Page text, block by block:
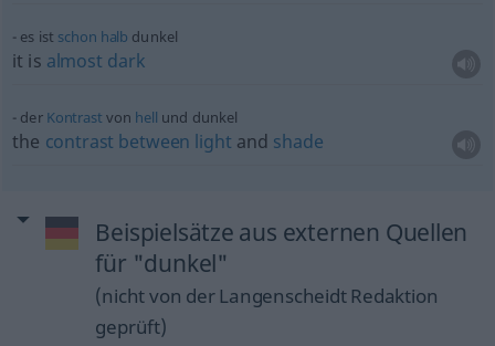
es ist schon halb dunkel
it is almost dark
der Kontrast von hell und dunkel
the contrast between light and shade
Beispielsätze aus externen Quellen
für "dunkel"
(nicht von der Langenscheidt Redaktion
geprüft)